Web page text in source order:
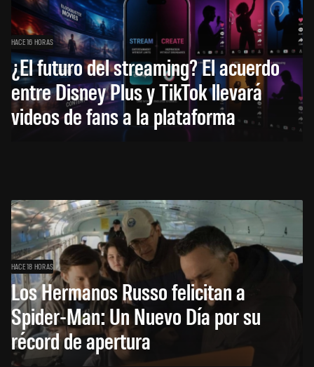
HACE 16 HORAS
¿El futuro del streaming? El acuerdo
entre Disney Plus y TikTok llevará
videos de fans a la plataforma
HACE 18 HORAS
Los Hermanos Russo felicitan a
Spider-Man: Un Nuevo Día por su
récord de apertura